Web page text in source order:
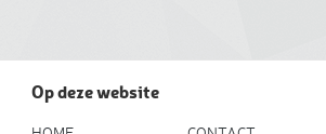
Op deze website